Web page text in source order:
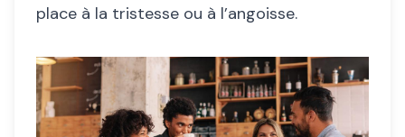
place à la tristesse ou à l’angoisse.